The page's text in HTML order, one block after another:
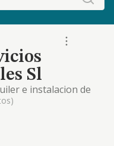
Sl
e instalacion de
audio y video, asi
otras
o analogia con